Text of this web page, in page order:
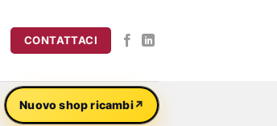
CONTATTACI
Nuovo shop ricambi